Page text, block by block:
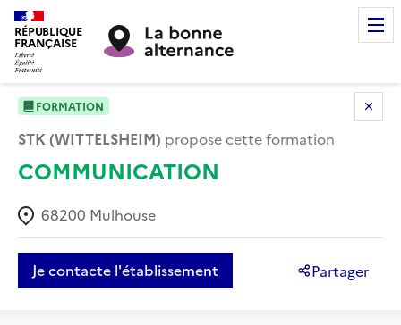
RÉPUBLIQUE
FRANÇAISE
FORMATION
STK (WITTELSHEIM) propose cette formation
COMMUNICATION
68200 Mulhouse
Je contacte l'établissement Partager